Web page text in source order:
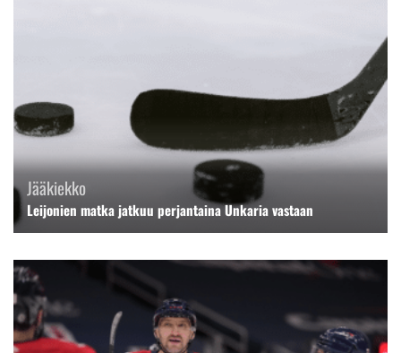
Jääkiekko
Leijonien matka jatkuu perjantaina Unkaria vastaan